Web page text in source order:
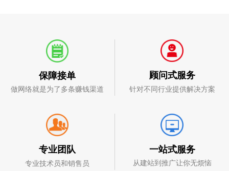
保障接单
做网络就是为了多条赚钱渠道
顾问式服务
针对不同行业提供解决方案
专业团队
专业技术员和销售员
一站式服务
从建站到推广让你无烦恼